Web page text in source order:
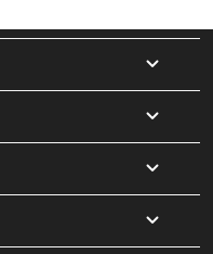
expand_more
expand_more
expand_more
expand_more